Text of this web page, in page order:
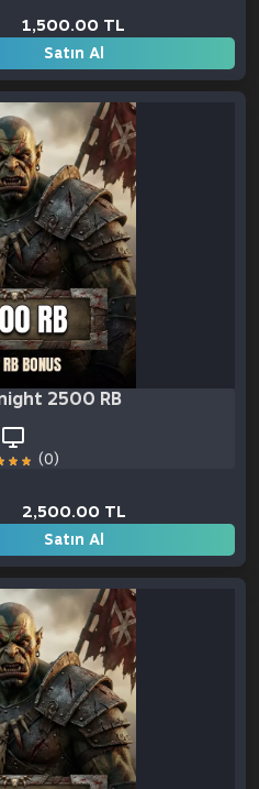
1,500.00 TL
Satın Al
2500 RB + 750 RB
(0)
2,500.00 TL
Satın Al